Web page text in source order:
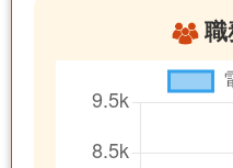
職